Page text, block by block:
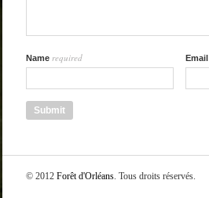
Name required Email
© 2012 Forêt d'Orléans. Tous droits réservés.